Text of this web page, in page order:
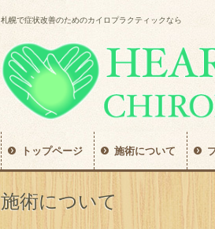
札幌で症状改善のためのカイロプラクティックなら
トップページ 施術について
施術について